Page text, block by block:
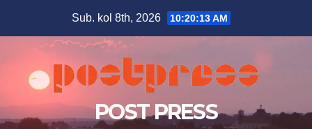
Sub. kol 8th, 2026 10:20:14 AM
POST PRESS